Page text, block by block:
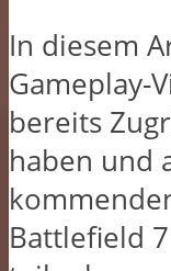
In diesem
Gameplay-
bereits
haben und
Battlefield